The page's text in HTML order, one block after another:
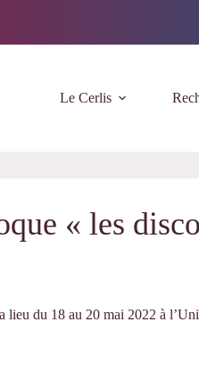
Le Cerlis
« les
du 18 au 20 mai 2022 à